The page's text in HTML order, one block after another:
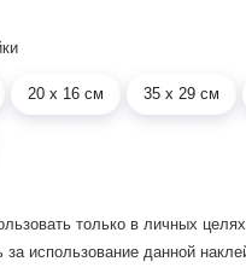
20 х 16 см 35 х 29 см
только в личных
за использование данной